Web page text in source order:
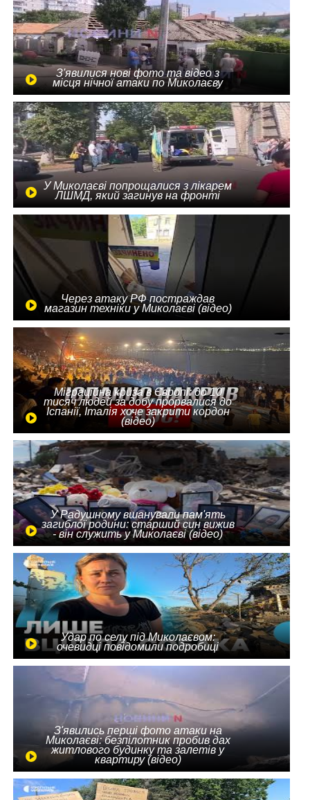
З'явилися нові фото та відео з
місця нічної атаки по Миколаєву
У Миколаєві попрощалися з лікарем
ЛШМД, який загинув на фронті
Через атаку РФ постраждав
магазин техніки у Миколаєві (відео)
Міграційна криза в Європі: до 10
тисяч людей за добу прорвалися до
Іспанії, Італія хоче закрити кордон
(відео)
У Радушному вшанували пам'ять
загиблої родини: старший син вижив
- він служить у Миколаєві (відео)
Удар по селу під Миколаєвом:
очевидці повідомили подробиці
З'явились перші фото атаки на
Миколаєві: безпілотник пробив дах
житлового будинку та залетів у
квартиру (відео)